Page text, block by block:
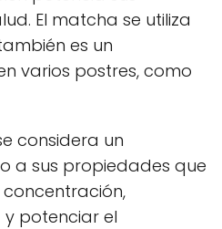
El matcha se utiliza
es un
varios postres, como
considera un
a sus propiedades que
potenciar el